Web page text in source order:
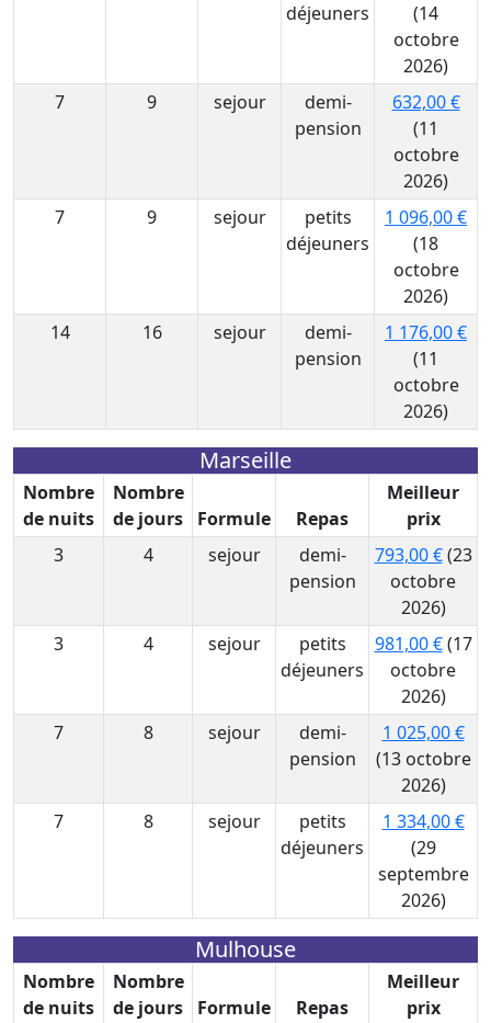
déjeuners
(14
octobre
2026)
7
9 sejour
demi-
pension
632,00 €
(11
octobre
2026)
7
9 sejour
petits
déjeuners
1 096,00 €
(18
octobre
2026)
14
16 sejour
demi-
pension
1 176,00 €
(11
octobre
2026)
Marseille
Nombre
de nuits
Nombre
de jours
Formule Repas
Meilleur
prix
3
4 sejour
demi-
pension
793,00 €(23
octobre
2026)
3
4 sejour
petits
déjeuners
981,00 €(17
octobre
2026)
7
8 sejour
demi-
pension
1 025,00 €
(13 octobre
2026)
7
8 sejour
petits
déjeuners
1 334,00 €
(29
septembre
2026)
Mulhouse
Nombre
de nuits
Nombre
de jours
Formule Repas
Meilleur
prix